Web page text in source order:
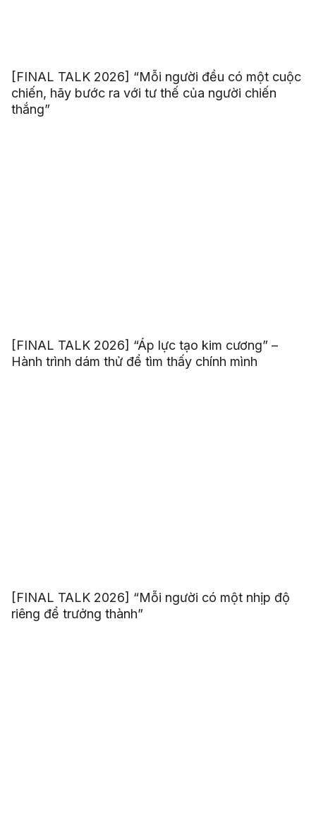
[FINAL TALK 2026] “Mỗi người đều có một cuộc
chiến, hãy bước ra với tư thế của người chiến
thắng”
[FINAL TALK 2026] “Áp lực tạo kim cương” –
Hành trình dám thử để tìm thấy chính mình
[FINAL TALK 2026] “Mỗi người có một nhịp độ
riêng để trưởng thành”